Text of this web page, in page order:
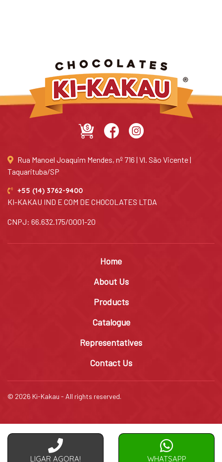
LIGAR AGORA! WHATSAPP
Rua Manoel Joaquim Mendes, nº 716 | Vl. São Vicente |
Taquarituba/SP
+55 (14) 3762-9400
KI-KAKAU IND E COM DE CHOCOLATES LTDA
CNPJ: 66.632.175/0001-20
Home
About Us
Products
Catalogue
Representatives
Contact Us
© 2026 Ki-Kakau - All rights reserved.